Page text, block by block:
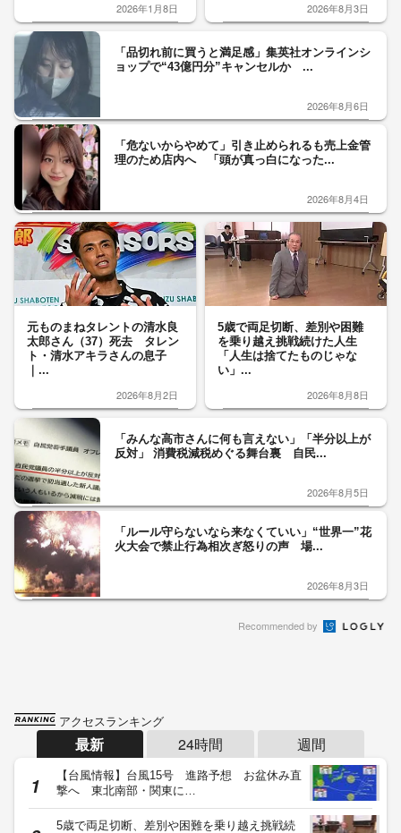
2026年1月8日 2026年8月3日
「品切れ前に買うと満足感」集英社オンラインシ
ョップで“43億円分”キャンセルか ...
2026年8月6日
「危ないからやめて」引き止められるも売上金管
理のため店内へ 「頭が真っ白になった...
2026年8月4日
元ものまねタレントの清水良
太郎さん（37）死去 タレン
ト・清水アキラさんの息子
｜...
2026年8月2日
5歳で両足切断、差別や困難
を乗り越え挑戦続けた人生
「人生は捨てたものじゃな
い」...
2026年8月8日
「みんな高市さんに何も言えない」「半分以上が
反対」 消費税減税めぐる舞台裏 自民...
2026年8月5日
「ルール守らないなら来なくていい」“世界一”花
火大会で禁止行為相次ぎ怒りの声 場...
2026年8月3日
Recommended by
アクセスランキング
最新 24時間 週間
【台風情報】台風15号 進路予想 お盆休み直
撃へ 東北南部・関東に…
5歳で両足切断、差別や困難を乗り越え挑戦続